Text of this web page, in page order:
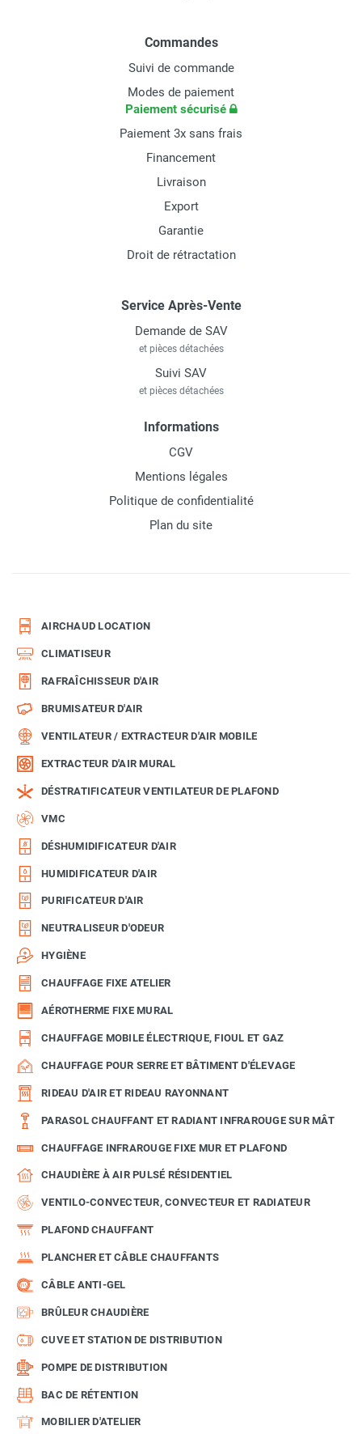
Commandes
Suivi de commande
Modes de paiement
Paiement sécurisé
Paiement 3x sans frais
Financement
Livraison
Export
Garantie
Droit de rétractation
Service Après-Vente
Demande de SAV
et pièces détachées
Suivi SAV
et pièces détachées
Informations
CGV
Mentions légales
Politique de confidentialité
Plan du site
AIRCHAUD LOCATION
CLIMATISEUR
RAFRAÎCHISSEUR D'AIR
BRUMISATEUR D'AIR
VENTILATEUR / EXTRACTEUR D'AIR MOBILE
EXTRACTEUR D'AIR MURAL
DÉSTRATIFICATEUR VENTILATEUR DE PLAFOND
VMC
DÉSHUMIDIFICATEUR D'AIR
HUMIDIFICATEUR D'AIR
PURIFICATEUR D'AIR
NEUTRALISEUR D'ODEUR
HYGIÈNE
CHAUFFAGE FIXE ATELIER
AÉROTHERME FIXE MURAL
CHAUFFAGE MOBILE ÉLECTRIQUE, FIOUL ET GAZ
CHAUFFAGE POUR SERRE ET BÂTIMENT D'ÉLEVAGE
RIDEAU D'AIR ET RIDEAU RAYONNANT
PARASOL CHAUFFANT ET RADIANT INFRAROUGE SUR MÂT
CHAUFFAGE INFRAROUGE FIXE MUR ET PLAFOND
CHAUDIÈRE À AIR PULSÉ RÉSIDENTIEL
VENTILO-CONVECTEUR, CONVECTEUR ET RADIATEUR
PLAFOND CHAUFFANT
PLANCHER ET CÂBLE CHAUFFANTS
CÂBLE ANTI-GEL
BRÛLEUR CHAUDIÈRE
CUVE ET STATION DE DISTRIBUTION
POMPE DE DISTRIBUTION
BAC DE RÉTENTION
MOBILIER D'ATELIER